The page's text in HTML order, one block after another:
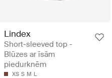
Lindex
Short-sleeved top -
Blūzes ar īsām
piedurknēm
XS S M L